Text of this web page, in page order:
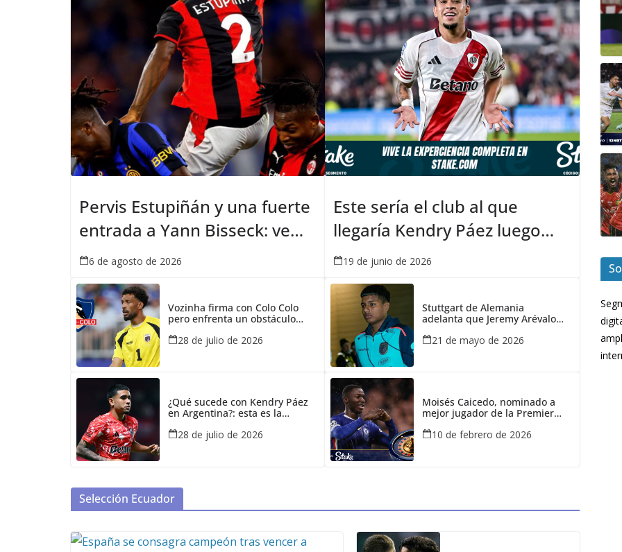
Pervis Estupiñán y una fuerte
entrada a Yann Bisseck: vea
la falta que cometió el
6 de agosto de 2026
Vozinha firma con Colo Colo
pero enfrenta un obstáculo
28 de julio de 2026
¿Qué sucede con Kendry Páez
en Argentina?: esta es la
Plate28 de julio de 2026
Este sería el club al que
llegaría Kendry Páez luego
del Mundial 2026
19 de junio de 2026
Stuttgart de Alemania
adelanta que Jeremy Arévalo
21 de mayo de 2026
Moisés Caicedo, nominado a
mejor jugador de la Premier
compite?
10 de febrero de 2026
Selección Ecuador